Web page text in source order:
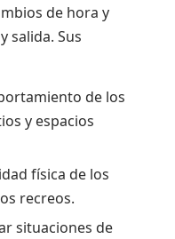
de hora y
salida. Sus
de los
y espacios
física de los
recreos.
situaciones de